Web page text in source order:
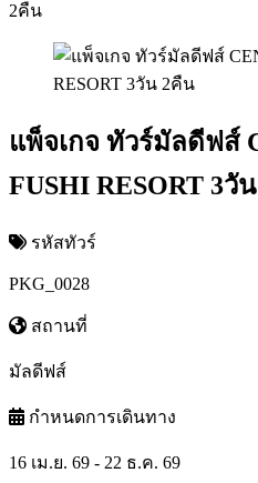
2คืน
แพ็จเกจ ทัวร์มัลดีฟส์
FUSHI RESORT 3วั
รหัสทัวร์
PKG_0028
สถานที่
มัลดีฟส์
กำหนดการเดินทาง
16 เม.ย. 69 - 22 ธ.ค. 69